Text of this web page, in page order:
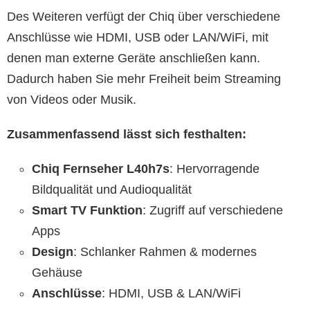
Des Weiteren verfügt der Chiq über verschiedene
Anschlüsse wie HDMI, USB oder LAN/WiFi, mit
denen man externe Geräte anschließen kann.
Dadurch haben Sie mehr Freiheit beim Streaming
von Videos oder Musik.
Zusammenfassend lässt sich festhalten:
Chiq Fernseher L40h7s: Hervorragende
Bildqualität und Audioqualität
Smart TV Funktion: Zugriff auf verschiedene
Apps
Design: Schlanker Rahmen & modernes
Gehäuse
Anschlüsse: HDMI, USB & LAN/WiFi